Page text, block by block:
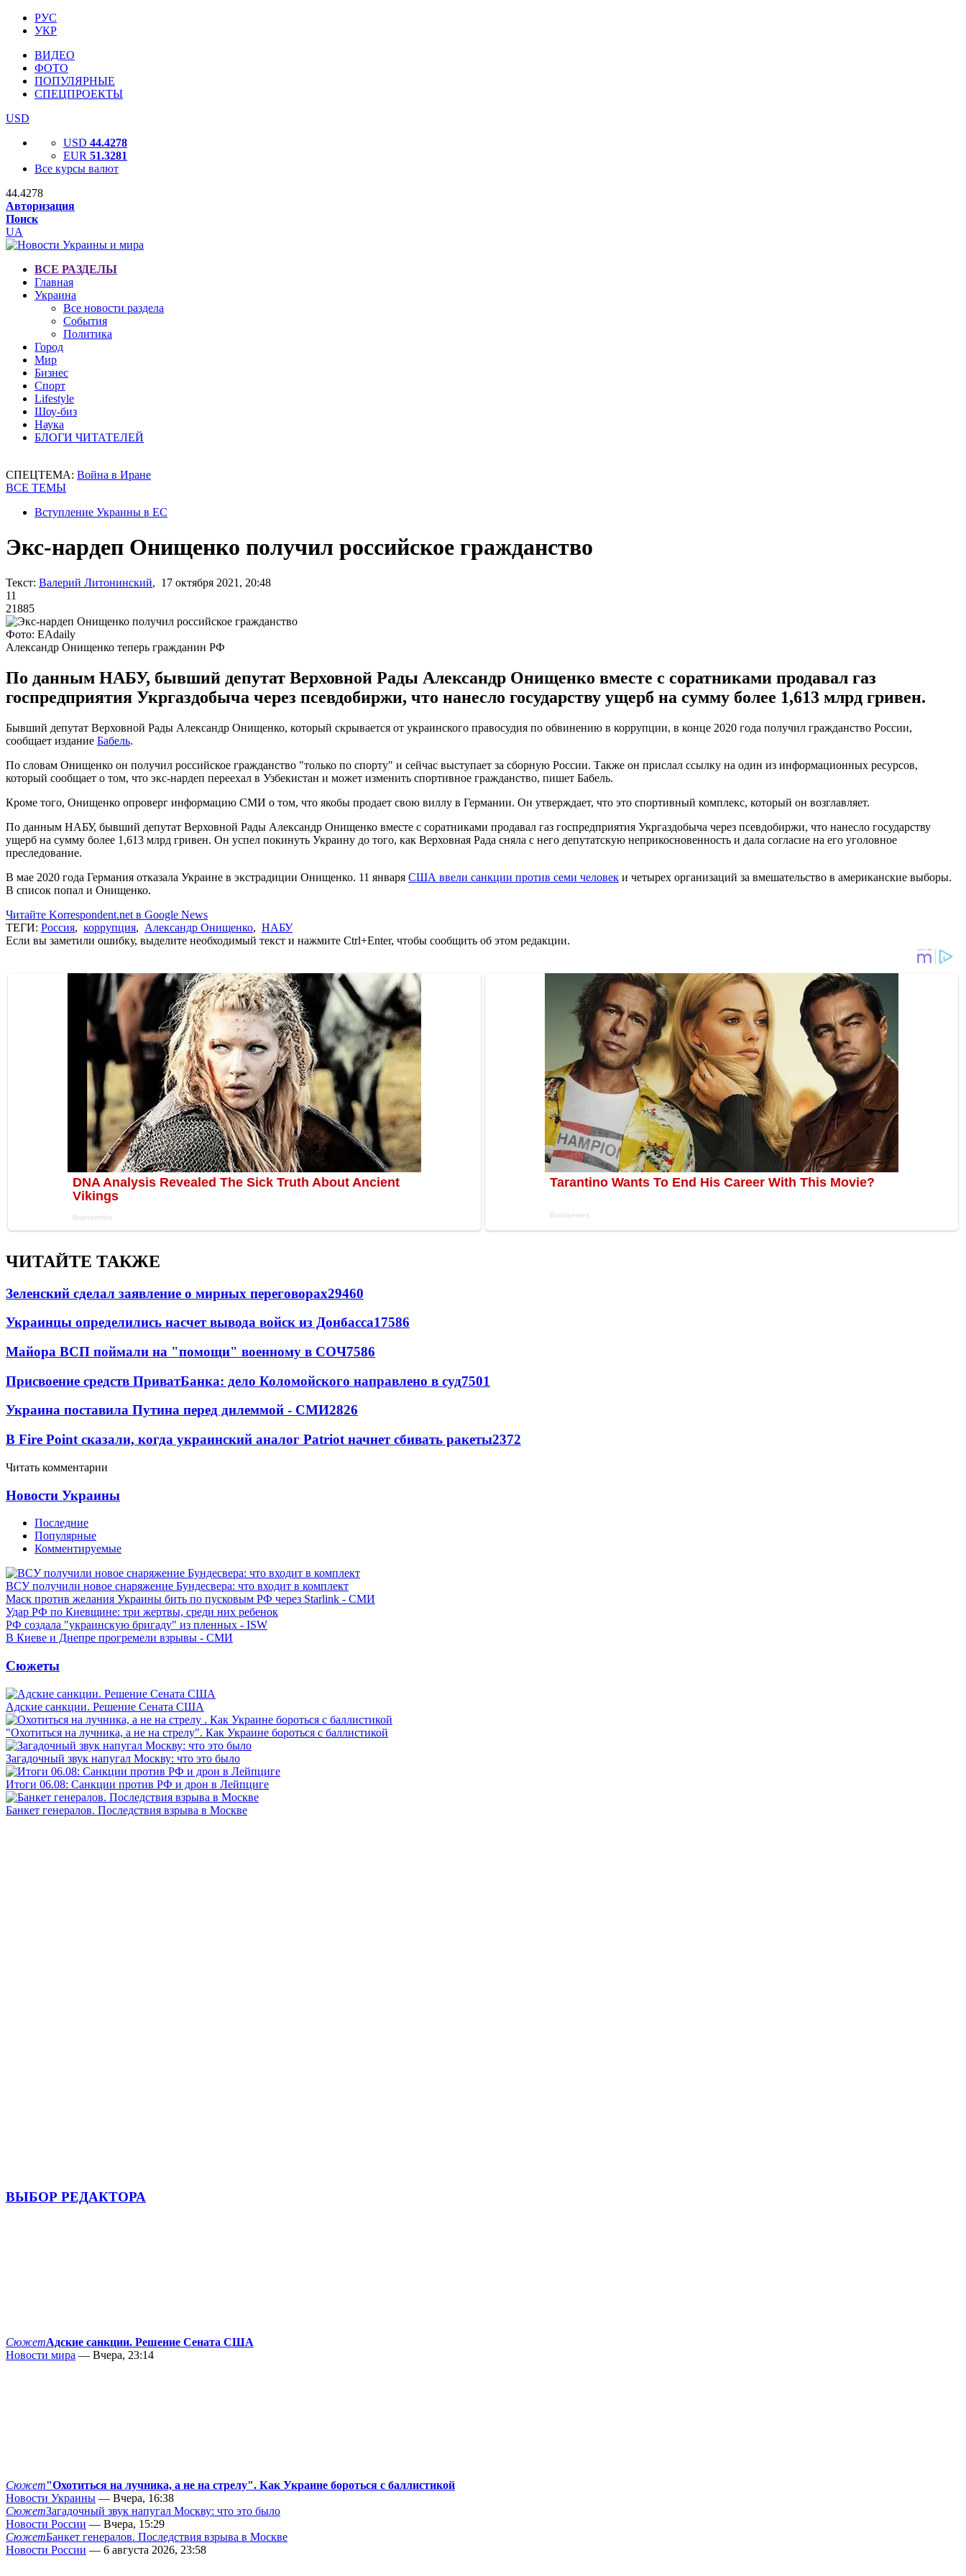
РУС
УКР
ВИДЕО
ФОТО
ПОПУЛЯРНЫЕ
СПЕЦПРОЕКТЫ
USD
USD 44.4278
EUR 51.3281
Все курсы валют
44.4278
Авторизация
Поиск
UA
ВСЕ РАЗДЕЛЫ
Главная
Украина
Все новости раздела
События
Политика
Город
Мир
Бизнес
Спорт
Lifestyle
Шоу-биз
Наука
БЛОГИ ЧИТАТЕЛЕЙ
СПЕЦТЕМА: Война в Иране
ВСЕ ТЕМЫ
Вступление Украины в ЕС
Экс-нардеп Онищенко получил российское гражданство
Текст: Валерий Литонинский, 17 октября 2021, 20:48
11
21885
Фото: EAdaily
Александр Онищенко теперь гражданин РФ
По данным НАБУ, бывший депутат Верховной Рады Александр Онищенко вместе с соратниками продавал газ
госпредприятия Укргаздобыча через псевдобиржи, что нанесло государству ущерб на сумму более 1,613 млрд гривен.
Бывший депутат Верховной Рады Александр Онищенко, который скрывается от украинского правосудия по обвинению в коррупции, в конце 2020 года получил гражданство России,
сообщает издание Бабель.
По словам Онищенко он получил российское гражданство "только по спорту" и сейчас выступает за сборную России. Также он прислал ссылку на один из информационных ресурсов,
который сообщает о том, что экс-нардеп переехал в Узбекистан и может изменить спортивное гражданство, пишет Бабель.
Кроме того, Онищенко опроверг информацию СМИ о том, что якобы продает свою виллу в Германии. Он утверждает, что это спортивный комплекс, который он возглавляет.
По данным НАБУ, бывший депутат Верховной Рады Александр Онищенко вместе с соратниками продавал газ госпредприятия Укргаздобыча через псевдобиржи, что нанесло государству
ущерб на сумму более 1,613 млрд гривен. Он успел покинуть Украину до того, как Верховная Рада сняла с него депутатскую неприкосновенность и дала согласие на его уголовное
преследование.
В мае 2020 года Германия отказала Украине в экстрадиции Онищенко. 11 января США ввели санкции против семи человек и четырех организаций за вмешательство в американские выборы.
В список попал и Онищенко.
Читайте Korrespondent.net в Google News
ТЕГИ: Россия, коррупция, Александр Онищенко, НАБУ
Если вы заметили ошибку, выделите необходимый текст и нажмите Ctrl+Enter, чтобы сообщить об этом редакции.
ЧИТАЙТЕ ТАКЖЕ
Зеленский сделал заявление о мирных переговорах29460
Украинцы определились насчет вывода войск из Донбасса17586
Майора ВСП поймали на "помощи" военному в СОЧ7586
Присвоение средств ПриватБанка: дело Коломойского направлено в суд7501
Украина поставила Путина перед дилеммой - СМИ2826
В Fire Point сказали, когда украинский аналог Patriot начнет сбивать ракеты2372
Читать комментарии
Новости Украины
Последние
Популярные
Комментируемые
ВСУ получили новое снаряжение Бундесвера: что входит в комплект
Маск против желания Украины бить по пусковым РФ через Starlink - СМИ
Удар РФ по Киевщине: три жертвы, среди них ребенок
РФ создала "украинскую бригаду" из пленных - ISW
В Киеве и Днепре прогремели взрывы - СМИ
Сюжеты
Адские санкции. Решение Сената США
"Охотиться на лучника, а не на стрелу". Как Украине бороться с баллистикой
Загадочный звук напугал Москву: что это было
Итоги 06.08: Санкции против РФ и дрон в Лейпциге
Банкет генералов. Последствия взрыва в Москве
ВЫБОР РЕДАКТОРА
СюжетАдские санкции. Решение Сената США
Новости мира — Вчера, 23:14
Сюжет"Охотиться на лучника, а не на стрелу". Как Украине бороться с баллистикой
Новости Украины — Вчера, 16:38
СюжетЗагадочный звук напугал Москву: что это было
Новости России — Вчера, 15:29
СюжетБанкет генералов. Последствия взрыва в Москве
Новости России — 6 августа 2026, 23:58